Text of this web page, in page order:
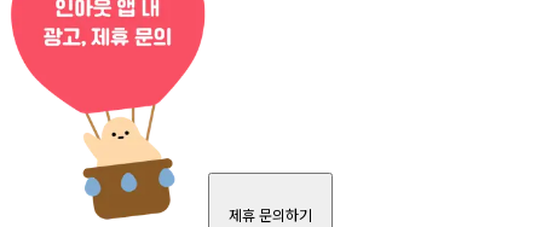
제휴 문의하기